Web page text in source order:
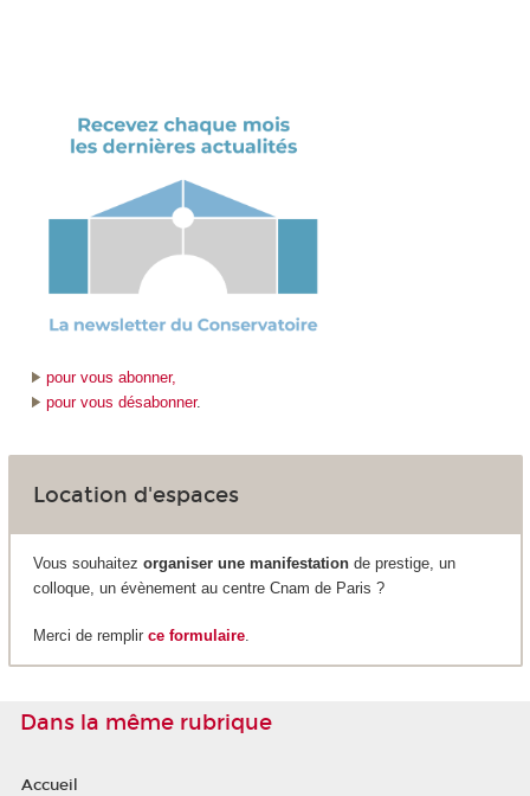
pour vous abonner,
pour vous désabonner.
Location d'espaces
Vous souhaitez organiser une manifestationde prestige, un
colloque, un évènement au centre Cnam de Paris ?
Merci de remplir ce formulaire.
Dans la même rubrique
Accueil